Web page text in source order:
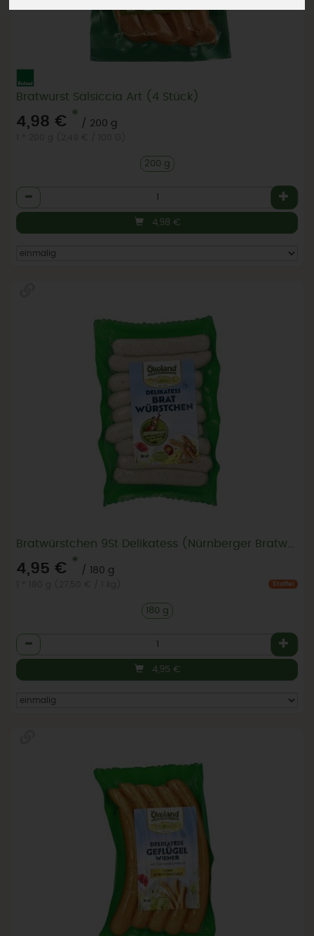
Bratwurst Salsiccia Art (4 Stück)
4,98 € *
/ 200 g
200 g
Anzahl
4,98 €
4,95 € *
/ 180 g
Staffel
180 g
Anzahl
4,95 €